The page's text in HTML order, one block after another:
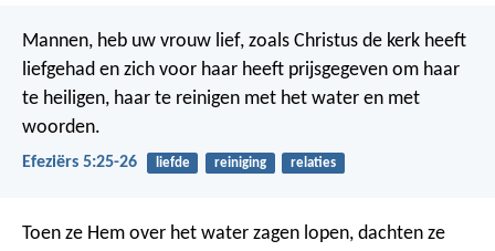
Mannen, heb uw vrouw lief, zoals Christus de kerk heeft
liefgehad en zich voor haar heeft prijsgegeven om haar
te heiligen, haar te reinigen met het water en met
woorden.
Efeziërs 5:25-26 liefde reiniging relaties
Toen ze Hem over het water zagen lopen, dachten ze